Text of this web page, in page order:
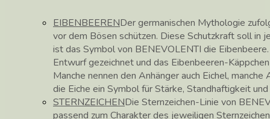
EIBENBEERENDer germanischen Mythologie
vor dem Bösen schützen. Diese Schutzkraft soll in
ist das Symbol von BENEVOLENTI die
Entwurf gezeichnet und das Eibenbeeren-
Manche nennen den Anhänger auch Eichel,
die Eiche ein Symbol für Stärke, Standhaftigkeit
STERNZEICHENDie Sternzeichen-Linie von
passend zum Charakter des jeweiligen